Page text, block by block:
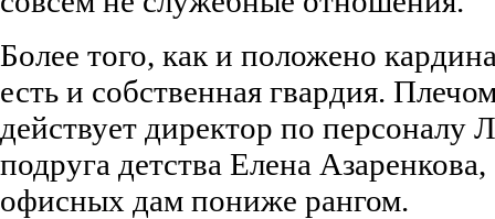
Более того, как и положено
есть и собственная гвардия.
действует директор по
подруга детства Елена
офисных дам пониже рангом.